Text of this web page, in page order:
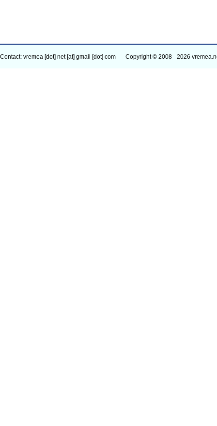
Contact: vremea [dot] net [at] gmail [dot] com Copyright © 2008 - 2026